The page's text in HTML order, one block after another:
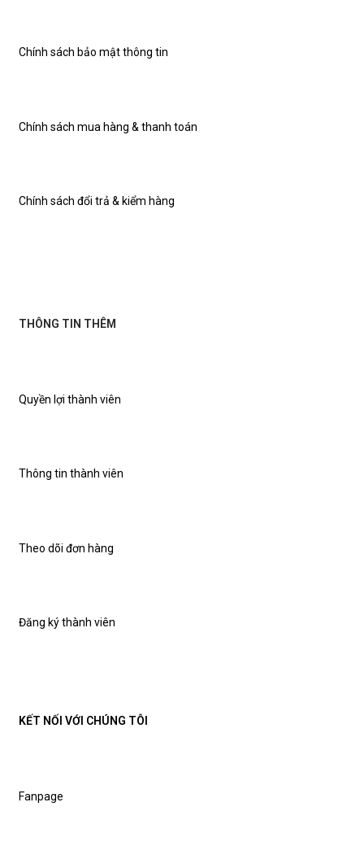
THÔNG TIN THÊM
Quyền lợi thành viên
Thông tin thành viên
Theo dõi đơn hàng
Đăng ký thành viên
Chính sách bảo mật thông tin
Chính sách mua hàng & thanh toán
Chính sách đổi trả & kiểm hàng
KẾT NỐI VỚI CHÚNG TÔI
Fanpage